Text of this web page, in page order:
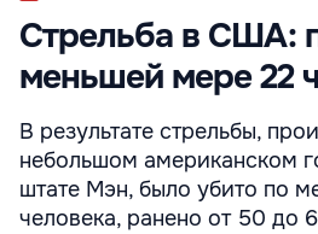
Стрельба в США:
меньшей мере 22
В результате стрельбы,
небольшом американском
штате Мэн, было убито по
человека, ранено от 50 до